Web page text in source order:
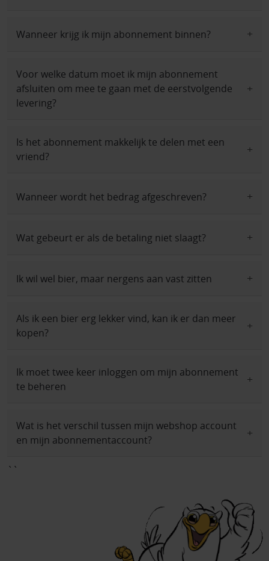
Wanneer krijg ik mijn abonnement binnen?
Voor welke datum moet ik mijn abonnement
afsluiten om mee te gaan met de eerstvolgende
levering?
Is het abonnement makkelijk te delen met een
vriend?
Wanneer wordt het bedrag afgeschreven?
Wat gebeurt er als de betaling niet slaagt?
Ik wil wel bier, maar nergens aan vast zitten
Als ik een bier erg lekker vind, kan ik er dan meer
kopen?
Ik moet twee keer inloggen om mijn abonnement
te beheren
Wat is het verschil tussen mijn webshop account
en mijn abonnementaccount?
``